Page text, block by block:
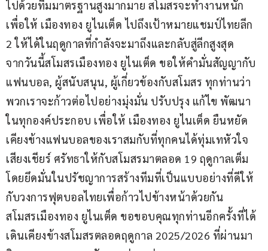
ไปด้วยทีมมาตรฐานสูงมากมาย สโมสรจะทำงานหนัก
เพื่อให้ เมืองทอง ยูไนเต็ด ไปถึงเป้าหมายแชมป์ไทยลีก
2 ให้ได้ในฤดูกาลที่กำลังจะมาถึงและกลับสู่ลีกสูงสุด
จากวันนี้สโมสรเมืองทอง ยูไนเต็ด ขอให้คำมั่นสัญญากับ
แฟนบอล, ผู้สนับสนุน, ผู้เกี่ยวข้องกับสโมสร ทุกท่านว่า
พวกเราจะก้าวต่อไปอย่างมุ่งมั่น ปรับปรุง แก้ไข พัฒนา
ในทุกองค์ประกอบ เพื่อให้ เมืองทอง ยูไนเต็ด ยืนหยัด
เคียงข้างแฟนบอลของเราสมกับที่ทุกคนได้ทุ่มเทหัวใจ
เสียงเชียร์ ศรัทธาให้กับสโมสรมาตลอด 19 ฤดูกาลเต็ม
โดยยึดมั่นในปรัชญาการสร้างทีมที่เป็นแบบอย่างที่ดีให้
กับวงการฟุตบอลไทยเพื่อก้าวไปข้างหน้าด้วยกัน
สโมสรเมืองทอง ยูไนเต็ด ขอขอบคุณทุกท่านอีกครั้งที่ได้
เดินเคียงข้างสโมสรตลอดฤดูกาล 2025/2026 ที่ผ่านมา